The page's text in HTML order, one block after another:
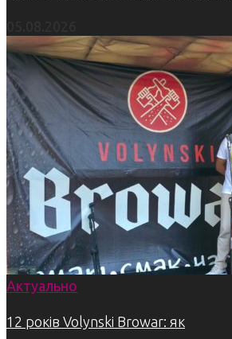
Актуально
12 років Volynski Browar: як